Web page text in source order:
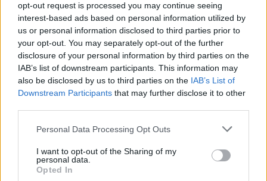
opt-out request is processed you may continue seeing
interest-based ads based on personal information utilized by
us or personal information disclosed to third parties prior to
your opt-out. You may separately opt-out of the further
disclosure of your personal information by third parties on the
IAB’s list of downstream participants. This information may
also be disclosed by us to third parties on the IAB’s List of
Downstream Participants that may further disclose it to other
Please note that this website/app uses one or more Google
not limited to your visit or usage behaviour. You may click to
grant or deny consent to Google and its third-party tags to
use your data for below specified purposes in below Google
Personal Data Processing Opt Outs
I want to opt-out of the Sharing of my
personal data.
Opted In